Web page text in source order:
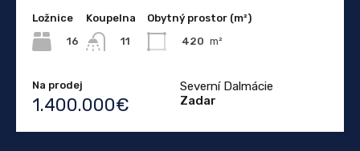
Ložnice
16
Koupelna
11
Obytný prostor (m²)
420 m²
Na prodej
1.400.000€
Severní Dalmácie
Zadar